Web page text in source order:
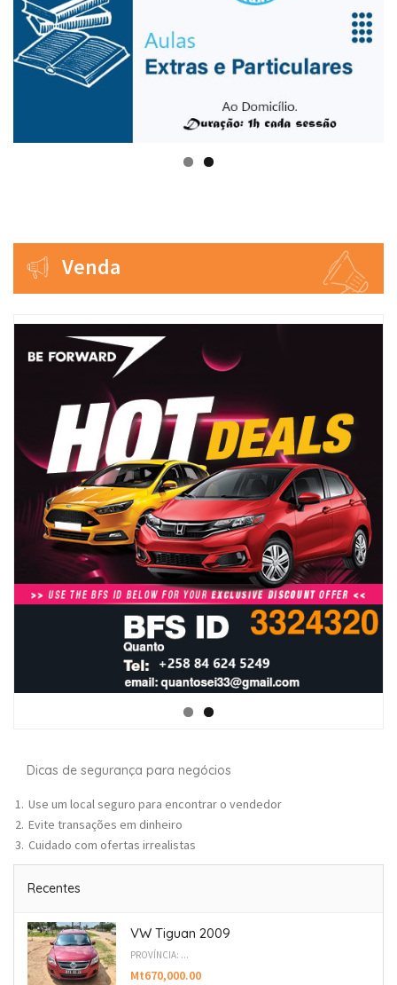
Venda
Dicas de segurança para negócios
Use um local seguro para encontrar o vendedor
Evite transações em dinheiro
Cuidado com ofertas irrealistas
Recentes
VW Tiguan 2009
PROVÍNCIA: ...
Mt670,000.00